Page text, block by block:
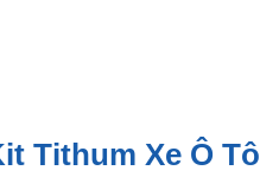
Tithum Xe Ô Tô